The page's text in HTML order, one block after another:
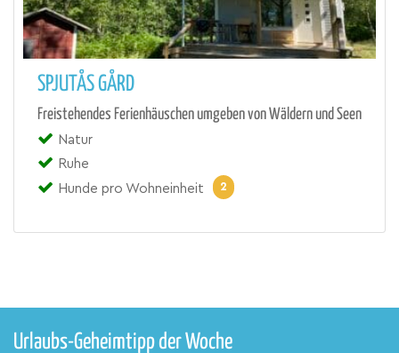
SPJUTÅS GÅRD
Freistehendes Ferienhäuschen umgeben von Wäldern und Seen
Natur
Ruhe
Hunde pro Wohneinheit
2
Urlaubs-Geheimtipp der Woche